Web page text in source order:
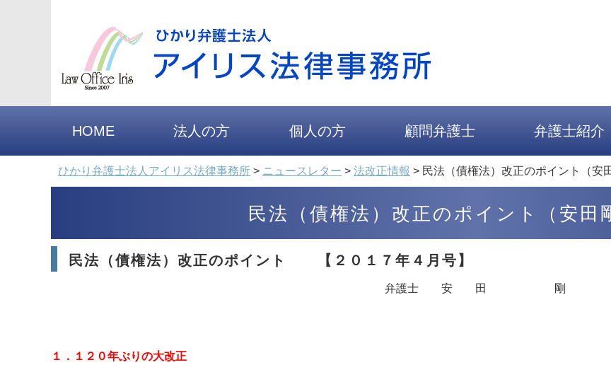
HOME 法人の方 個人の方 顧問弁護士 弁護士紹介
ひかり弁護士法人アイリス法律事務所 > ニュースレター > 法改正情報 > 民法（債権法）改正のポイント（安
民法（債権法）改正のポイント（安田
民法（債権法）改正のポイント 【２０１７年４月号】
弁護士 安 田 剛
１．１２０年ぶりの大改正